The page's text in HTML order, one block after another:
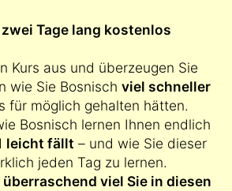
Tage lang kostenlos
Kurs aus und überzeugen Sie
wie Sie Bosnisch viel schneller
für möglich gehalten hätten.
Bosnisch lernen Ihnen endlich
leicht fällt – und wie Sie dieser
jeden Tag zu lernen.
überraschend viel Sie in diesen